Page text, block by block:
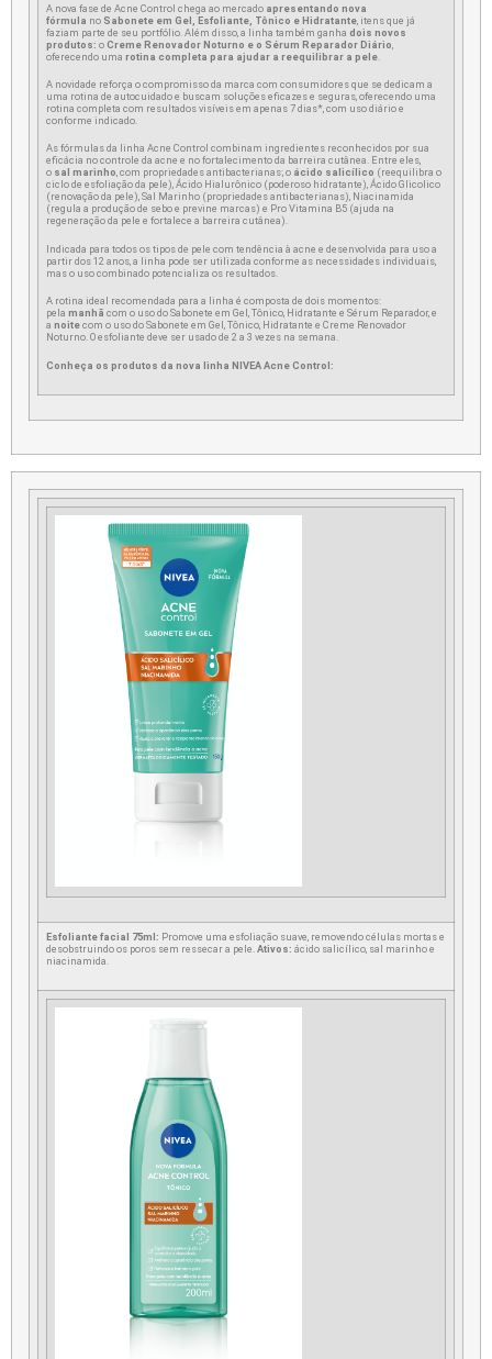
A nova fase de Acne Control chega ao mercado apresentando nova
fórmula no Sabonete em Gel, Esfoliante, Tônico e Hidratante , itens que já
faziam parte de seu portfólio. Além disso, a linha também ganha dois novos
produtos: oCreme Renovador Noturno e o Sérum Reparador Diário
oferecendo uma rotina completa para ajudar a reequilibrar a pele
A novidade reforça o compromisso da marca com consumidores que se dedicam a
uma rotina de autocuidado e buscam soluções eficazes e seguras, oferecendo uma
rotina completa com resultados visíveis em apenas 7 dias*, com uso diário e
conforme indicado.
As fórmulas da linha Acne Control combinam ingredientes reconhecidos por sua
eficácia no controle da acne e no fortalecimento da barreira cutânea. Entre eles,
o sal marinho, com propriedades antibacterianas; o ácido salicílico (reequilibra o
ciclo de esfoliação da pele), Ácido Hialurônico (poderoso hidratante), Ácido Glicolico
(renovação da pele), Sal Marinho (propriedades antibacterianas), Niacinamida
(regula a produção de sebo e previne marcas) e Pro Vitamina B5 (ajuda na
regeneração da pele e fortalece a barreira cutânea).
Indicada para todos os tipos de pele com tendência à acne e desenvolvida para uso a
partir dos 12 anos, a linha pode ser utilizada conforme as necessidades individuais,
mas o uso combinado potencializa os resultados.
A rotina ideal recomendada para a linha é composta de dois momentos:
pela manhã com o uso do Sabonete em Gel, Tônico, Hidratante e Sérum Reparador, e
a noitecom o uso do Sabonete em Gel, Tônico, Hidratante e Creme Renovador
Noturno. O esfoliante deve ser usado de 2 a 3 vezes na semana.
Conheça os produtos da nova linha NIVEA Acne Control:
Esfoliante facial 75ml: Promove uma esfoliação suave, removendo células mortas e
desobstruindo os poros sem ressecar a pele. Ativos: ácido salicílico, sal marinho e
niacinamida.